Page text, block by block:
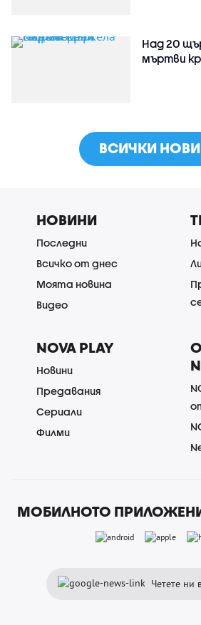
Над 20
мъртви
ВСИЧКИ
НОВИНИ
Последни
Всичко от днес
Моята новина
Видео
NOVA PLAY
Новини
Предавания
Сериали
Филми
МОБИЛНОТО
Четете ни